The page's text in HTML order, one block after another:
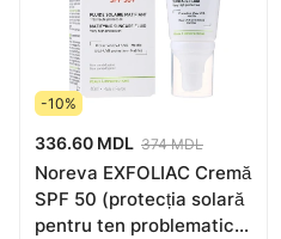
-10%
336.60 MDL 374 MDL
Noreva EXFOLIAC Cremă
SPF 50 (protecția solară
pentru ten problematic),